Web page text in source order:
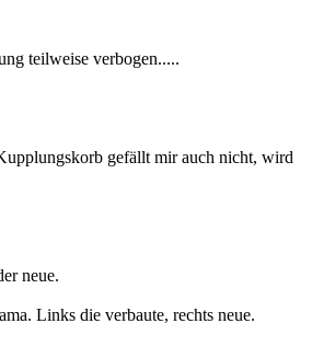
teilweise verbogen.....
gefällt mir auch nicht, wird
neue.
Links die verbaute, rechts neue.